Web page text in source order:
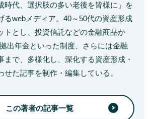
時代、選択肢の多い老後を皆様に」を
るwebメディア。40～50代の資産形成
トとし、投資信託などの金融商品か
出年金といった制度、さらには金融
まで、多様化し、深化する資産形成・
せた記事を制作・編集している。
この著者の記事一覧